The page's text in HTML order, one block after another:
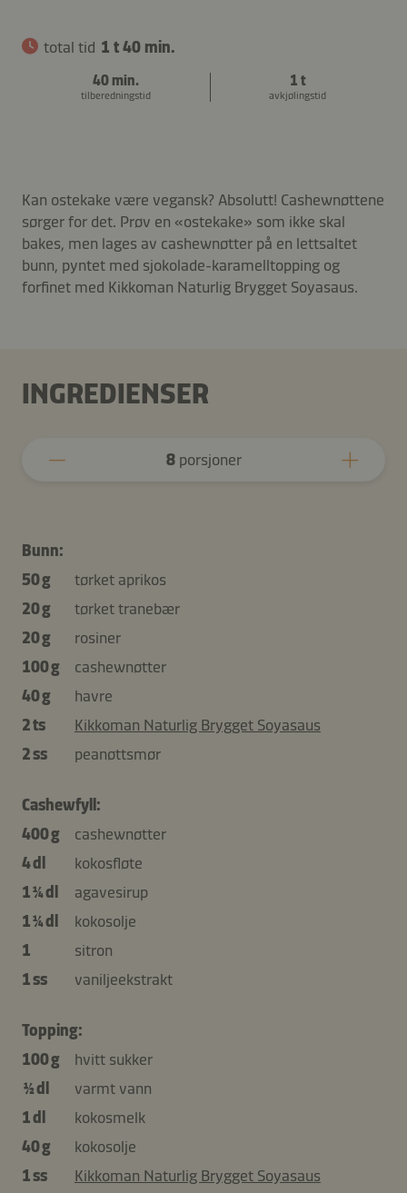
total tid 1 t 40 min.
40 min.
tilberedningstid
1 t
avkjølingstid
Kan ostekake være vegansk? Absolutt! Cashewnøttene
sørger for det. Prøv en «ostekake» som ikke skal
bakes, men lages av cashewnøtter på en lettsaltet
bunn, pyntet med sjokolade-karamelltopping og
forfinet med Kikkoman Naturlig Brygget Soyasaus.
INGREDIENSER
8porsjoner
Bunn:
50 g
tørket aprikos
20 g
tørket tranebær
20 g
rosiner
100 g
cashewnøtter
40 g
havre
2 ts
Kikkoman Naturlig Brygget Soyasaus
2 ss
peanøttsmør
Cashewfyll:
400 g
cashewnøtter
4 dl
kokosfløte
1 ¼ dl
agavesirup
1 ¼ dl
kokosolje
1
sitron
1 ss
vaniljeekstrakt
Topping:
100 g
hvitt sukker
½ dl
varmt vann
1 dl
kokosmelk
40 g
kokosolje
1 ss
Kikkoman Naturlig Brygget Soyasaus